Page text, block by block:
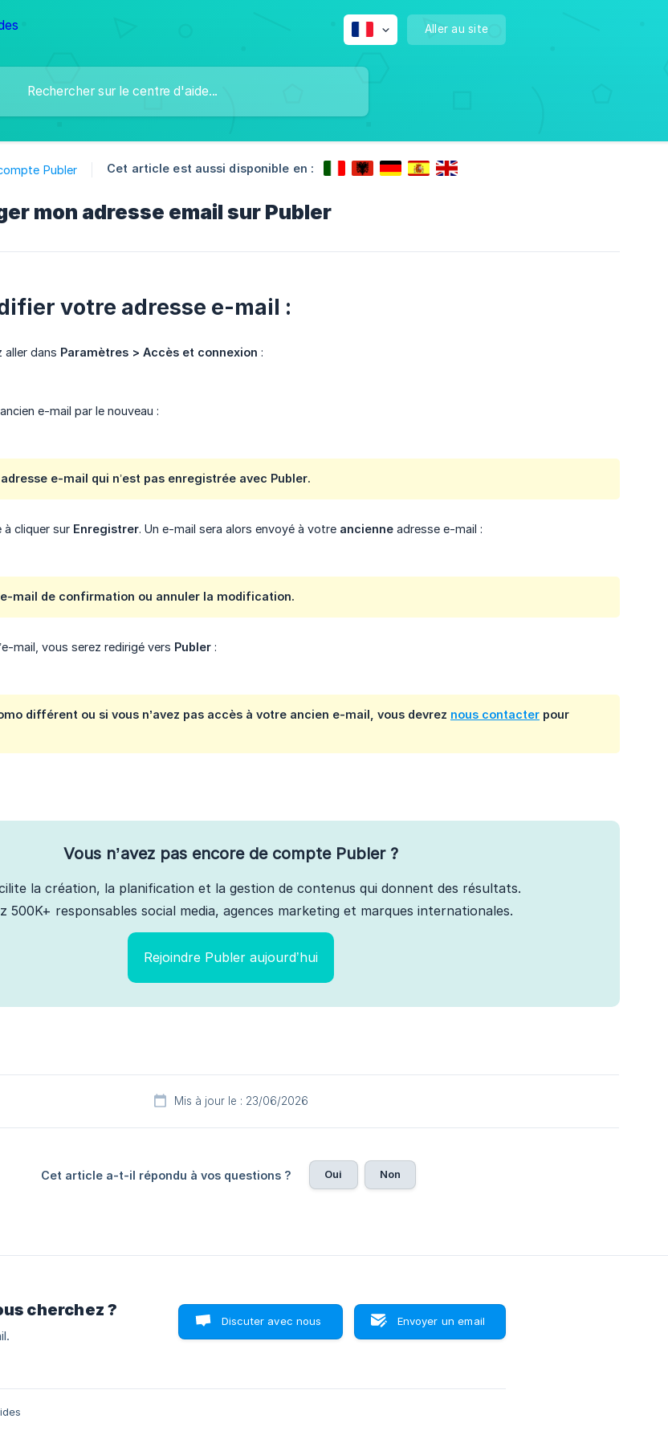
Aller au site
Publer Cet article est aussi disponible en :
mon adresse email sur Publer
votre adresse e-mail :
aller dans Paramètres > Accès et connexion :
e-mail par le nouveau :
e-mail qui n’est pas enregistrée avec Publer.
à cliquer sur Enregistrer. Un e-mail sera alors envoyé à votre ancienne adresse e-mail :
mail de confirmation ou annuler la modification.
mail, vous serez redirigé vers Publer :
différent ou si vous n’avez pas accès à votre ancien e-mail , vous devrez nous contacter pour
Vous n’avez pas encore de compte Publer ?
la création, la planification et la gestion de contenus qui donnent des résultats.
500K+ responsables social media, agences marketing et marques internationales.
Rejoindre Publer aujourd’hui
Mis à jour le : 23/06/2026
Cet article a-t-il répondu à vos questions ? Oui Non
cherchez ?
Discuter avec nous Envoyer un email